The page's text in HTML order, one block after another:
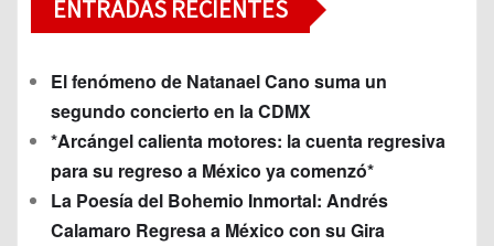
ENTRADAS RECIENTES
El fenómeno de Natanael Cano suma un
segundo concierto en la CDMX
*Arcángel calienta motores: la cuenta regresiva
para su regreso a México ya comenzó*
La Poesía del Bohemio Inmortal: Andrés
Calamaro Regresa a México con su Gira